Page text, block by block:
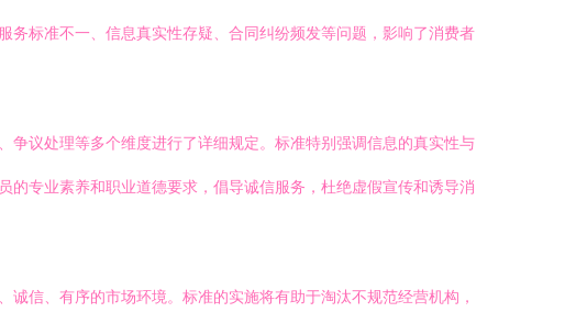
务标准不一、信息真实性存疑、合同纠纷频发等问题，影响了消费者
议处理等多个维度进行了详细规定。标准特别强调信息的真实性与
专业素养和职业道德要求，倡导诚信服务，杜绝虚假宣传和诱导消
信、有序的市场环境。标准的实施将有助于淘汰不规范经营机构，